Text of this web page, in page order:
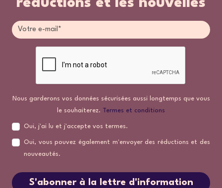
réductions et les nouvelles
Nous garderons vos données sécurisées aussi longtemps que vous
le souhaiterez. Termes et conditions
Oui, j'ai lu et j'accepte vos termes.
Oui, vous pouvez également m'envoyer des réductions et des
nouveautés.
S'abonner à la lettre d'information